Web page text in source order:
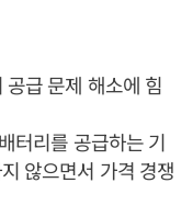
급 문제 해소에 힘
터리를 공급하는 기
않으면서 가격 경쟁